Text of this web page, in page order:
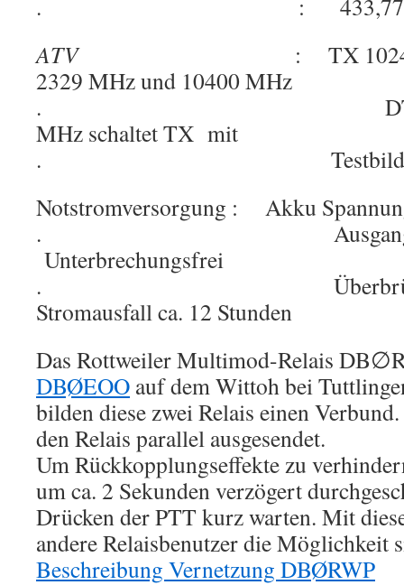
. : 433,775
ATV
: TX 10240
2329 MHz und 10400 MHz
. DTMF 012
MHz schaltet TX mit
. Testbild für 8
Notstromversorgung : Akku
.
Unterbrechungsfrei
.
Stromausfall ca. 12 Stunden
Das Rottweiler Multimod-Relais
DBØEOO auf dem Wittoh bei
bilden diese zwei Relais einen
den Relais parallel ausgesendet.
Um Rückkopplungseffekte zu
um ca. 2 Sekunden verzögert
Drücken der PTT kurz warten. Mit
andere Relaisbenutzer die Möglichkeit
Beschreibung Vernetzung DBØRWP